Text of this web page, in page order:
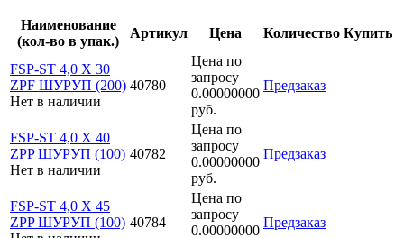
Наименование
(кол-во в упак.)
Артикул Цена Количество Купить
FSP-ST 4,0 X 30
ZPF ШУРУП (200)
Нет в наличии
40780
Цена по
запросу
0.00000000
руб.
Предзаказ
FSP-ST 4,0 X 40
ZPP ШУРУП (100)
Нет в наличии
40782
Цена по
запросу
0.00000000
руб.
Предзаказ
FSP-ST 4,0 X 45
ZPP ШУРУП (100) 40784
Цена по
запросу
0.00000000
Предзаказ